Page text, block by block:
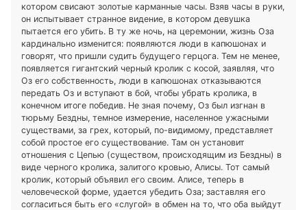
котором свисают золотые карманные часы. Взяв часы в руки,
он испытывает странное видение, в котором девушка
пытается его убить. В ту же ночь, на церемонии, жизнь Оза
кардинально изменится: появляются люди в капюшонах и
говорят, что пришли судить будущего герцога. Тем не менее,
появляется гигантский черный кролик с косой, заявляя, что
Оз его собственность, люди в капюшонах отказываются
передать Оз и вступают в бой, чтобы убрать кролика, в
конечном итоге победив. Не зная почему, Оз был изгнан в
тюрьму Бездны, темное измерение, населенное ужасными
существами, за грех, который, по-видимому, представляет
собой простое его существование. Там он установит
отношения с Цепью (существом, происходящим из Бездны) в
виде черного кролика, залитого кровью, Алисы. Тот самый
кролик, который объявил его своим. Алисе, теперь в
человеческой форме, удается убедить Оза; заставляя его
согласиться быть его «слугой» в обмен на то, что оба выйдут